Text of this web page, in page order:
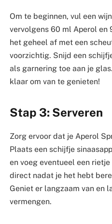
Om te beginnen, vul een
vervolgens 60 ml Aperol en
het geheel af met een
voorzichtig. Snijd een
als garnering toe aan je
klaar om van te genieten!
Stap 3: Serveren
Zorg ervoor dat je Aperol
Plaats een schijfje
en voeg eventueel een
direct nadat je het hebt
Geniet er langzaam van en
vermengen.